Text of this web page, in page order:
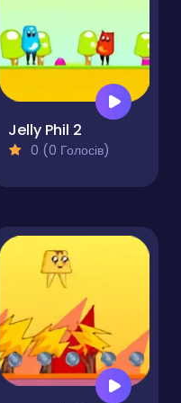
Jelly Phil 2
0 (0 Голосів)